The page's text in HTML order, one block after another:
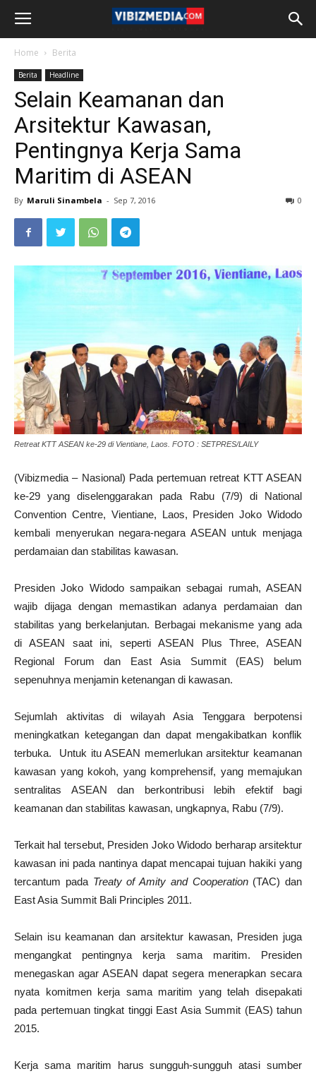
Home Berita
Berita Headline
Selain Keamanan dan
Arsitektur Kawasan,
Pentingnya Kerja Sama
Maritim di ASEAN
By Maruli Sinambela - Sep 7, 2016 0
Retreat KTT ASEAN ke-29 di Vientiane, Laos. FOTO : SETPRES/LAILY
(Vibizmedia – Nasional) Pada pertemuan retreat KTT ASEAN
ke-29 yang diselenggarakan pada Rabu (7/9) di National
Convention Centre, Vientiane, Laos, Presiden Joko Widodo
kembali menyerukan negara-negara ASEAN untuk menjaga
perdamaian dan stabilitas kawasan.
Presiden Joko Widodo sampaikan sebagai rumah, ASEAN
wajib dijaga dengan memastikan adanya perdamaian dan
stabilitas yang berkelanjutan. Berbagai mekanisme yang ada
di ASEAN saat ini, seperti ASEAN Plus Three, ASEAN
Regional Forum dan East Asia Summit (EAS) belum
sepenuhnya menjamin ketenangan di kawasan.
Sejumlah aktivitas di wilayah Asia Tenggara berpotensi
meningkatkan ketegangan dan dapat mengakibatkan konflik
terbuka. Untuk itu ASEAN memerlukan arsitektur keamanan
kawasan yang kokoh, yang komprehensif, yang memajukan
sentralitas ASEAN dan berkontribusi lebih efektif bagi
keamanan dan stabilitas kawasan, ungkapnya, Rabu (7/9).
Terkait hal tersebut, Presiden Joko Widodo berharap arsitektur
kawasan ini pada nantinya dapat mencapai tujuan hakiki yang
tercantum pada Treaty of Amity and Cooperation(TAC) dan
East Asia Summit Bali Principles 2011.
Selain isu keamanan dan arsitektur kawasan, Presiden juga
mengangkat pentingnya kerja sama maritim. Presiden
menegaskan agar ASEAN dapat segera menerapkan secara
nyata komitmen kerja sama maritim yang telah disepakati
pada pertemuan tingkat tinggi East Asia Summit (EAS) tahun
2015.
Kerja sama maritim harus sungguh-sungguh atasi sumber